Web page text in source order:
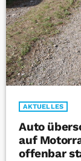
AKTUELLES
Auto
auf
offenbar